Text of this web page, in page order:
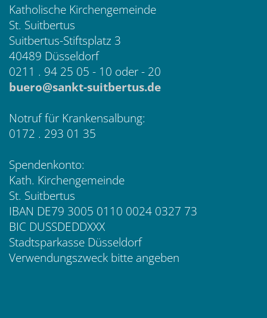
Katholische Kirchengemeinde
St. Suitbertus
Suitbertus-Stiftsplatz 3
40489 Düsseldorf
0211 . 94 25 05 - 10 oder - 20
buero@sankt-suitbertus.de
Notruf für Krankensalbung:
0172 . 293 01 35
Spendenkonto:
Kath. Kirchengemeinde
St. Suitbertus
IBAN DE79 3005 0110 0024 0327 73
BIC DUSSDEDDXXX
Stadtsparkasse Düsseldorf
Verwendungszweck bitte angeben